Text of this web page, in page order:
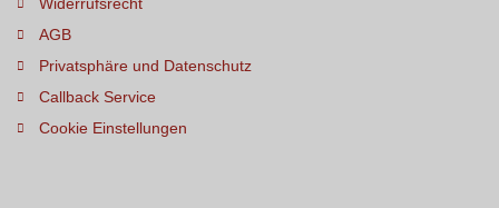
AGB
Privatsphäre und Datenschutz
Callback Service
Cookie Einstellungen